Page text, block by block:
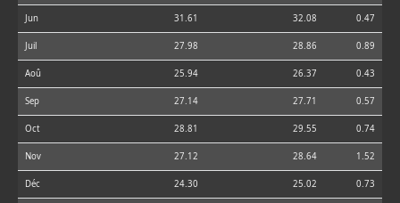
Jun 31.61 32.08 0.47
Juil 27.98 28.86 0.89
Aoû 25.94 26.37 0.43
Sep 27.14 27.71 0.57
Oct 28.81 29.55 0.74
Nov 27.12 28.64 1.52
Déc 24.30 25.02 0.73